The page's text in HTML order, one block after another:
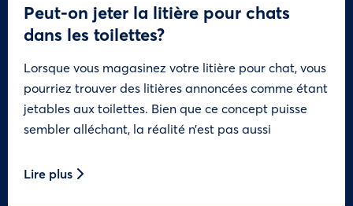
Peut-on jeter la litière pour chats
dans les toilettes?
Lorsque vous magasinez votre litière pour chat, vous
pourriez trouver des litières annoncées comme étant
jetables aux toilettes. Bien que ce concept puisse
sembler alléchant, la réalité n’est pas aussi
Lire plus